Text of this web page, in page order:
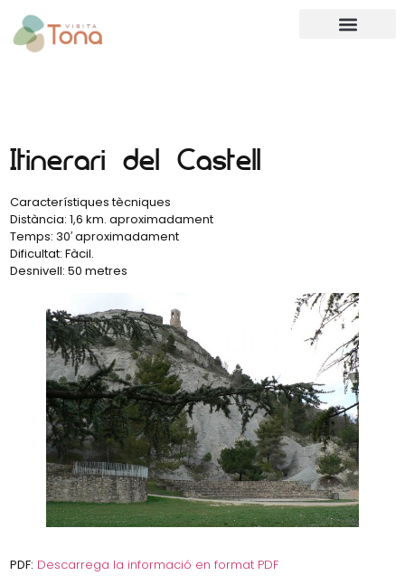
Itinerari del Castell
Característiques tècniques
Distància: 1,6 km. aproximadament
Temps: 30′ aproximadament
Dificultat: Fàcil.
Desnivell: 50 metres
PDF: Descarrega la informació en format PDF